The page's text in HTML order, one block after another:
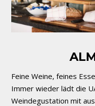
Feine Weine, feines
Immer wieder lädt die
Weindegustation mit